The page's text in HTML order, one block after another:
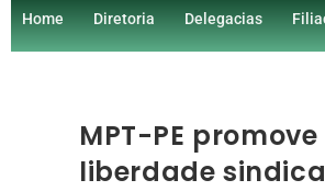
Home Diretoria Delegacias
MPT-PE
liberdade